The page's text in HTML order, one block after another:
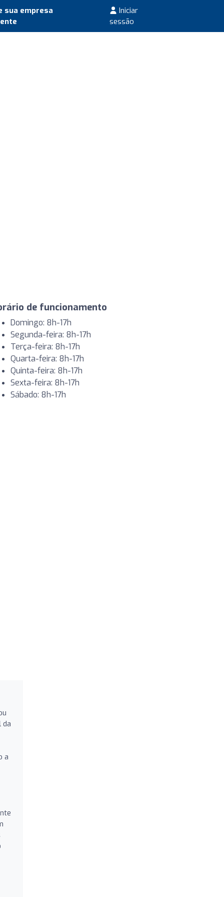
sua empresa
Iniciar
sessão
de funcionamento
Domingo: 8h-17h
Segunda-feira: 8h-17h
Terça-feira: 8h-17h
Quarta-feira: 8h-17h
Quinta-feira: 8h-17h
Sexta-feira: 8h-17h
Sábado: 8h-17h
da
a